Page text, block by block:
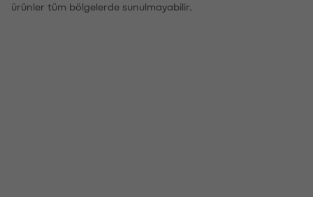
ürünler tüm bölgelerde sunulmayabilir.